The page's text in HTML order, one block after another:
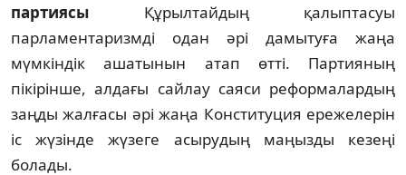
партиясы Құрылтайдың қалыптасуы
парламентаризмді одан әрі дамытуға жаңа
мүмкіндік ашатынын атап өтті. Партияның
пікірінше, алдағы сайлау саяси реформалардың
заңды жалғасы әрі жаңа Конституция ережелерін
іс жүзінде жүзеге асырудың маңызды кезеңі
болады.